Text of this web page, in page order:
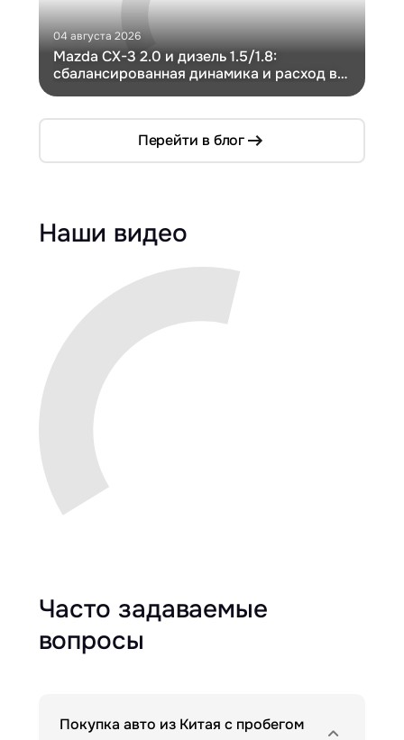
04 августа 2026
Mazda CX-3 2.0 и дизель 1.5/1.8:
сбалансированная динамика и расход в
Перейти в блог
Наши видео
Часто задаваемые
вопросы
Покупка авто из Китая с пробегом